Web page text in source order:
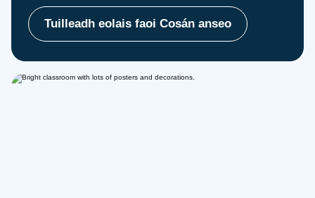
Tuilleadh eolais faoi Cosán anseo